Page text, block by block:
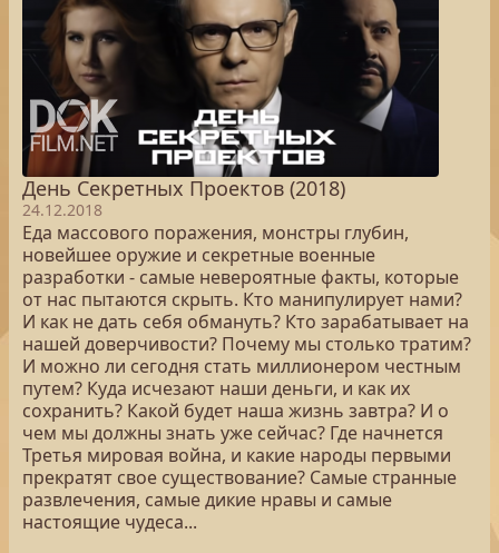
День Секретных Проектов (2018)
24.12.2018
Еда массового поражения, монстры глубин,
новейшее оружие и секретные военные
разработки - самые невероятные факты, которые
от нас пытаются скрыть. Кто манипулирует нами?
И как не дать себя обмануть? Кто зарабатывает на
нашей доверчивости? Почему мы столько тратим?
И можно ли сегодня стать миллионером честным
путем? Куда исчезают наши деньги, и как их
сохранить? Какой будет наша жизнь завтра? И о
чем мы должны знать уже сейчас? Где начнется
Третья мировая война, и какие народы первыми
прекратят свое существование? Самые странные
развлечения, самые дикие нравы и самые
настоящие чудеса...